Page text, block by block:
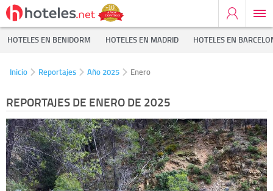
HOTELES EN BENIDORM HOTELES EN MADRID HOTELES EN
Inicio Reportajes Año 2025 Enero
REPORTAJES DE ENERO DE 2025